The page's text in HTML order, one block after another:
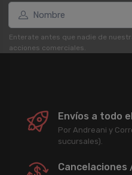
Enterate antes que nadie de
acciones comerciales.
Envíos a todo
Por Andreani y
sucursales).